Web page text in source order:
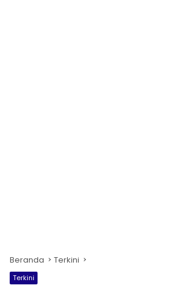
Beranda Terkini
Terkini